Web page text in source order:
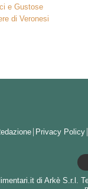
e Gustose
di Veronesi
Privacy Policy
di Arkè S.r.l.